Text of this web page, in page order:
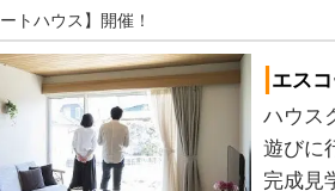
トハウス】開催！
|エス
ハウス
遊びに
完成見